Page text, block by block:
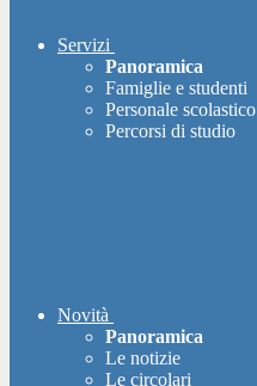
Servizi
Panoramica
Famiglie e studenti
Personale scolastico
Percorsi di studio
Novità
Panoramica
Le notizie
Le circolari